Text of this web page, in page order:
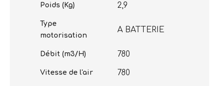
Poids (Kg) 2,9
Type
motorisation
A BATTERIE
Débit (m3/H) 780
Vitesse de l'air 780